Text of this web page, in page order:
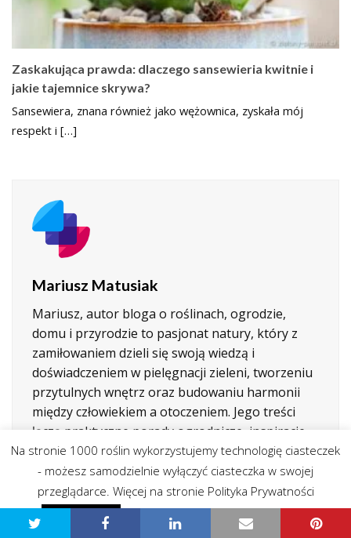
Zaskakująca prawda: dlaczego sansewieria kwitnie i
jakie tajemnice skrywa?
Sansewiera, znana również jako wężownica, zyskała mój
respekt i […]
Mariusz Matusiak
Mariusz, autor bloga o roślinach, ogrodzie,
domu i przyrodzie to pasjonat natury, który z
zamiłowaniem dzieli się swoją wiedzą i
doświadczeniem w pielęgnacji zieleni, tworzeniu
przytulnych wnętrz oraz budowaniu harmonii
między człowiekiem a otoczeniem. Jego treści
łączą praktyczne porady ogrodnicze, inspiracje
związane z aranżacją domowych przestrzeni
oraz ciekawostki ze świata fauny i flory. Dzięki
lekkiemu stylowi pisania i autentycznej pasji do
przyrody, blog ten przyciąga zarówno
początkujących miłośników roślin, jak i
Na stronie 1000 roślin wykorzystujemy technologię ciasteczek
- możesz samodzielnie wyłączyć ciasteczka w swojej
przeglądarce. Więcej na stronie Polityka Prywatności
Zgadzam się Polityka prywatności - przeczytaj